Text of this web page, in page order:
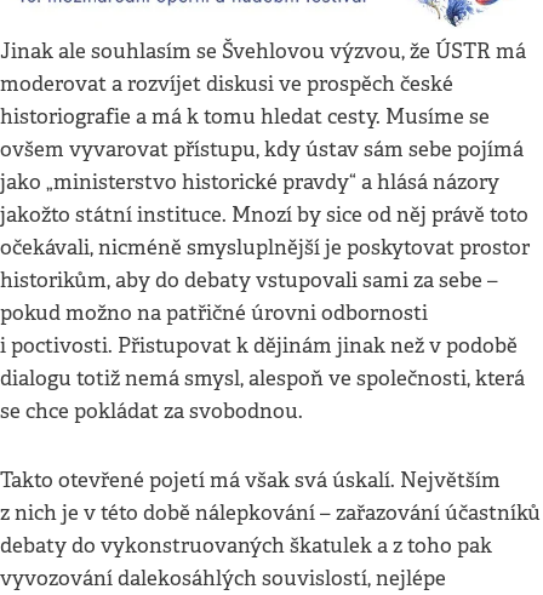
Jinak ale souhlasím se Švehlovou výzvou, že ÚSTR má
moderovat a rozvíjet diskusi ve prospěch české
historiografie a má k tomu hledat cesty. Musíme se
ovšem vyvarovat přístupu, kdy ústav sám sebe pojímá
jako „ministerstvo historické pravdy“ a hlásá názory
jakožto státní instituce. Mnozí by sice od něj právě toto
očekávali, nicméně smysluplnější je poskytovat prostor
historikům, aby do debaty vstupovali sami za sebe –
pokud možno na patřičné úrovni odbornosti
i poctivosti. Přistupovat k dějinám jinak než v podobě
dialogu totiž nemá smysl, alespoň ve společnosti, která
se chce pokládat za svobodnou.
Takto otevřené pojetí má však svá úskalí. Největším
z nich je v této době nálepkování – zařazování účastníků
debaty do vykonstruovaných škatulek a z toho pak
vyvozování dalekosáhlých souvislostí, nejlépe